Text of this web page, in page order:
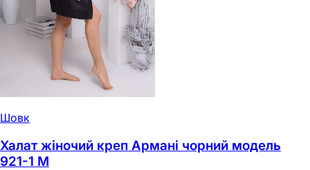
Шовк
Халат жіночий креп Армані чорний модель
921-1 M